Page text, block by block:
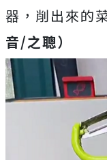
器，削出來的
音/之聰）